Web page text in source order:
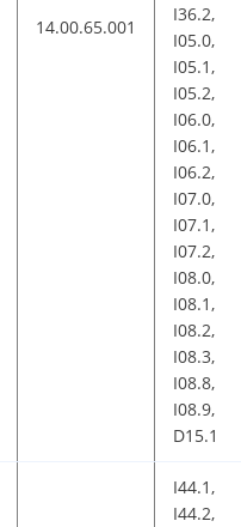
14.00.65.001
I36.2,
I05.0,
I05.1,
I05.2,
I06.0,
I06.1,
I06.2,
I07.0,
I07.1,
I07.2,
I08.0,
I08.1,
I08.2,
I08.3,
I08.8,
I08.9,
D15.1
I44.1,
I44.2,